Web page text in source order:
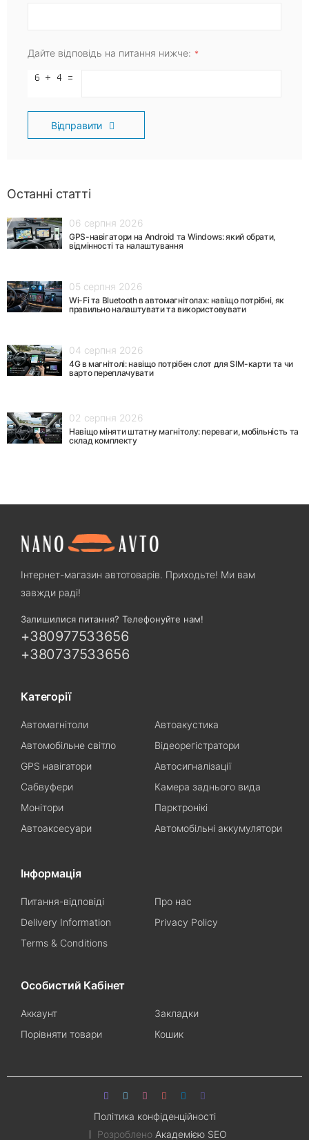
Дайте відповідь на питання нижче:
Відправити
Останні статті
06 серпня 2026
GPS-навігатори на Android та Windows: який обрати,
відмінності та налаштування
05 серпня 2026
Wi-Fi та Bluetooth в автомагнітолах: навіщо потрібні, як
правильно налаштувати та використовувати
04 серпня 2026
4G в магнітолі: навіщо потрібен слот для SIM-карти та чи
варто переплачувати
02 серпня 2026
Навіщо міняти штатну магнітолу: переваги, мобільність та
склад комплекту
Інтернет-магазин автотоварів. Приходьте! Ми вам
завжди раді!
Залишилися питання? Телефонуйте нам!
+380977533656
+380737533656
Категорії
Автомагнітоли
Автоакустика
Автомобільне світло
Відеорегістратори
GPS навігатори
Автосигналізації
Сабвуфери
Камера заднього вида
Монітори
Парктронікі
Автоаксесуари
Автомобільні аккумулятори
Інформація
Питання-відповіді
Про нас
Delivery Information
Privacy Policy
Terms & Conditions
Особистий Кабінет
Аккаунт
Закладки
Порівняти товари
Кошик
Політика конфіденційності
Розроблено Академією SEO